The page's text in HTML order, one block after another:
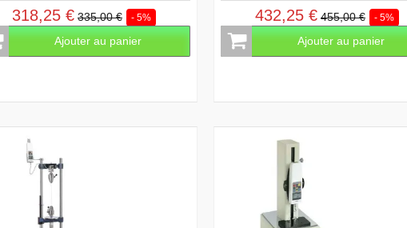
318,25 € 335,00 € - 5%
Ajouter au panier
432,25 € 455,00 € - 5%
Ajouter au panier